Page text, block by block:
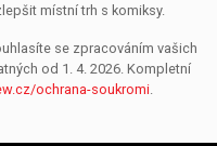
místní trh s komiksy.
se zpracováním vašich
od 1. 4. 2026. Kompletní
ochrana-soukromi.